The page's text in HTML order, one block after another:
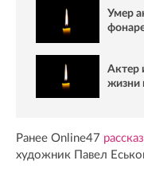
Умер
Актер
жизни
Ранее Online47
художник Павел